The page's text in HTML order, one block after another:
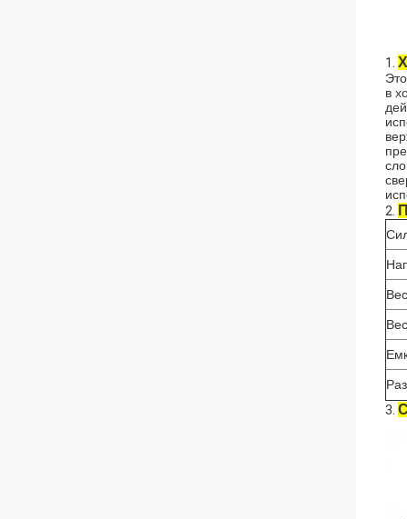
1.
в
2.
Вес
3.